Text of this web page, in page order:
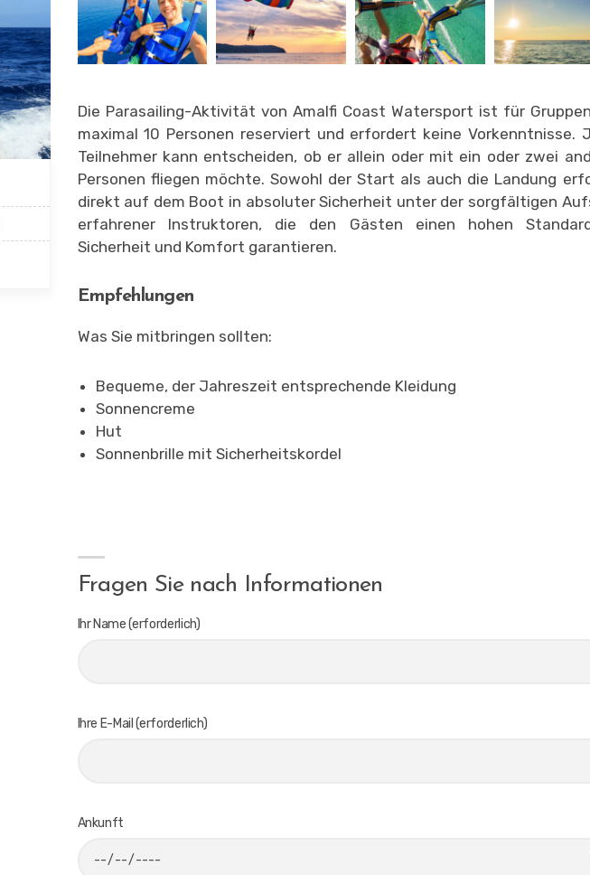
Die Parasailing-Aktivität von Amalfi Coast Watersport ist für
maximal 10 Personen reserviert und erfordert keine Vorkenntnisse.
Teilnehmer kann entscheiden, ob er allein oder mit ein oder zwei
Personen fliegen möchte. Sowohl der Start als auch die Landung
direkt auf dem Boot in absoluter Sicherheit unter der sorgfältigen
erfahrener Instruktoren, die den Gästen einen hohen
Sicherheit und Komfort garantieren.
Empfehlungen
Was Sie mitbringen sollten:
Bequeme, der Jahreszeit entsprechende Kleidung
Sonnencreme
Hut
Sonnenbrille mit Sicherheitskordel
Fragen Sie nach Informationen
Ihr Name (erforderlich)
Ihre E-Mail (erforderlich)
Ankunft